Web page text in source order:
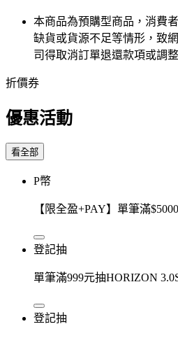
本商品為預購型商品，消費
缺貨或貨源不足等情形，​致
司得取消訂單退還款項或調
折價券
優惠活動
看全部
P幣
【限全盈+PAY】單筆滿
登記抽
單筆滿999元抽HORIZON
登記抽